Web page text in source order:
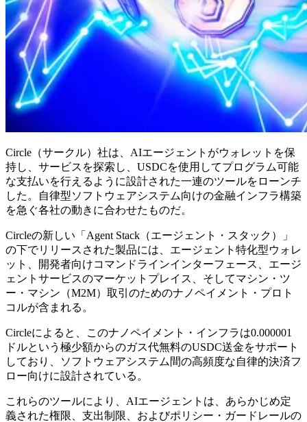
Circle（サークル）社は、AIエージェントがウォレットを保
持し、サービスを探索し、USDCを使用してプログラム可能
な支払いを行えるように設計された一連のツールをローンチ
した。自律型ソフトウェアシステム向けの金融インフラ構築
を急ぐ各社の動きに合わせたものだ。
Circleの新しい「Agent Stack（エージェント・スタック）」
の下でリリースされた製品には、エージェント特化型ウォレ
ット、開発者向けコマンドラインインターフェース、エージ
ェントサービスのマーケットプレイス、そしてマシン・ツ
ー・マシン（M2M）取引のためのナノペイメント・プロト
コルが含まれる。
Circleによると、このナノペイメント・インフラは0.000001
ドルという極少額からのガス代無料のUSDC送金をサポート
しており、ソフトウェアシステム間の高頻度な自律的決済フ
ロー向けに設計されている。
これらのツールにより、AIエージェントは、あらかじめ定
義された権限、支出制限、およびポリシー・ガードレールの